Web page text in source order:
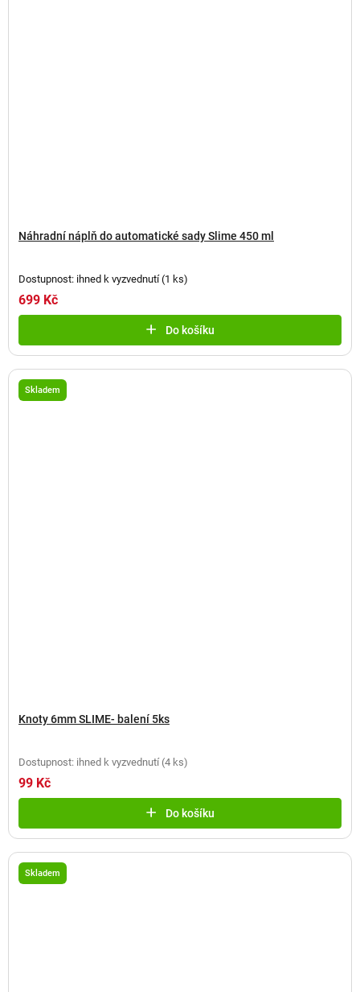
Náhradní náplň do automatické sady Slime 450 ml
Dostupnost: ihned k vyzvednutí(1 ks)
699 Kč
Do košíku
Skladem
Knoty 6mm SLIME- balení 5ks
Dostupnost: ihned k vyzvednutí (4 ks)
99 Kč
Do košíku
Skladem